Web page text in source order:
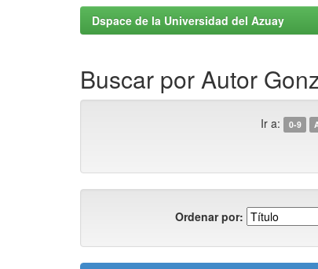
Dspace de la Universidad del Azuay
Buscar por Autor
Ir a: 0-9
Ordenar por: